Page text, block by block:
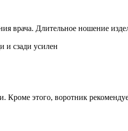
врача. Длительное ношение
и сзади усилен
этого, воротник